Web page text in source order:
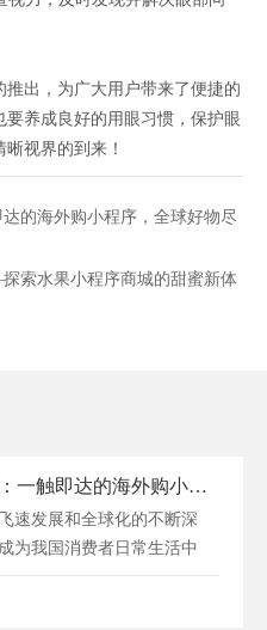
出，为广大用户带来了便捷的
养成良好的用眼习惯，保护眼
视界的到来！
的海外购小程序，全球好物尽
索水果小程序商城的甜蜜新体
跨境购物新风尚：一触即达的海外购小程序，全球好物尽在掌握！
速发展和全球化的不断深
为我国消费者日常生活中